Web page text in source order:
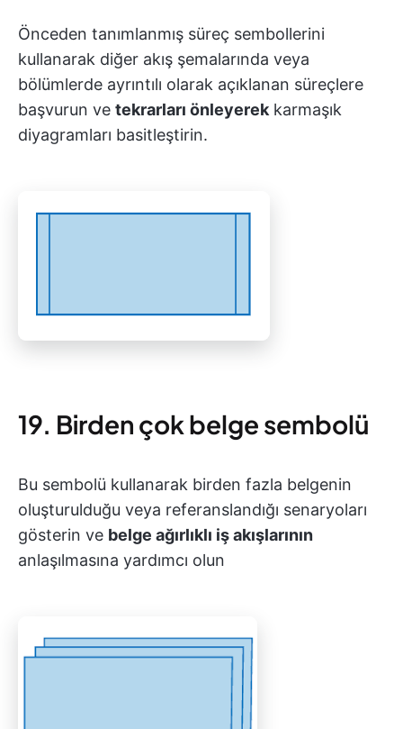
Önceden tanımlanmış süreç sembollerini
kullanarak diğer akış şemalarında veya
bölümlerde ayrıntılı olarak açıklanan süreçlere
başvurun ve tekrarları önleyerek karmaşık
diyagramları basitleştirin.
19. Birden çok belge sembolü
Bu sembolü kullanarak birden fazla belgenin
oluşturulduğu veya referanslandığı senaryoları
gösterin ve belge ağırlıklı iş akışlarının
anlaşılmasına yardımcı olun